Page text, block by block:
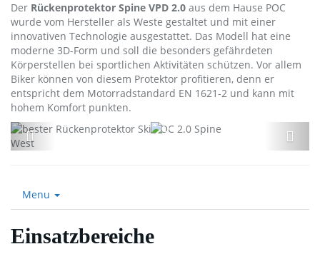
Der Rückenprotektor Spine VPD 2.0 aus dem Hause POC
wurde vom Hersteller als Weste gestaltet und mit einer
innovativen Technologie ausgestattet. Das Modell hat eine
moderne 3D-Form und soll die besonders gefährdeten
Körperstellen bei sportlichen Aktivitäten schützen. Vor allem
Biker können von diesem Protektor profitieren, denn er
entspricht dem Motorradstandard EN 1621-2 und kann mit
hohem Komfort punkten.
Menu
Einsatzbereiche